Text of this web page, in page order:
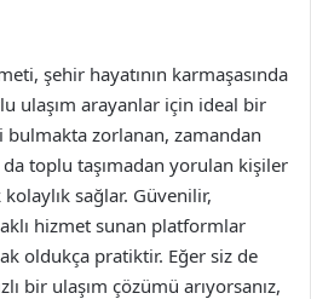
şehir hayatının karmaşasında
ulaşım arayanlar için ideal bir
zorlanan, zamandan
toplu taşımadan yorulan kişiler
sağlar. Güvenilir,
hizmet sunan platformlar
oldukça pratiktir. Eğer siz de
bir ulaşım çözümü arıyorsanız,